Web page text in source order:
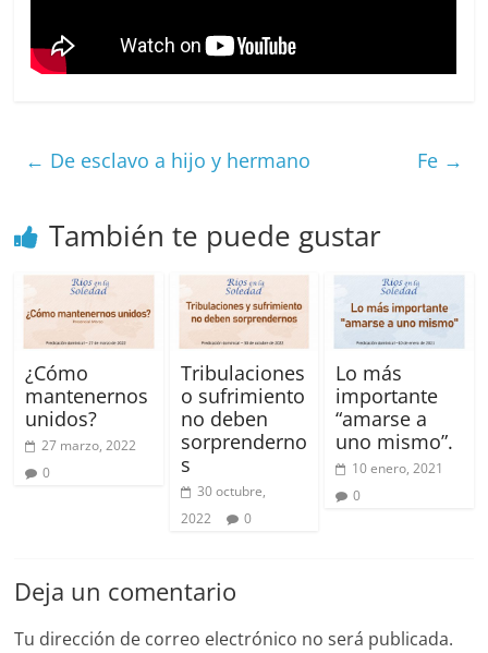
en← De esclavo a hijo y hermano Fe →
También te puede gustar
¿Cómo
mantenernos
unidos?
27 marzo, 2022
0
Tribulaciones
o sufrimiento
no deben
sorprenderno
s
30 octubre,
2022
0
Lo más
importante
“amarse a
uno mismo”.
10 enero, 2021
0
Deja un comentario
Tu dirección de correo electrónico no será publicada.